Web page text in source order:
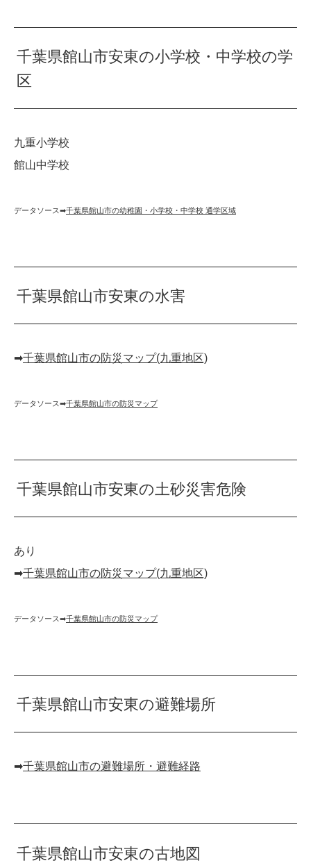
千葉県館山市安東の小学校・中学校の学
区
九重小学校
館山中学校
データソース➡︎千葉県館山市の幼稚園・小学校・中学校 通学区域
千葉県館山市安東の水害
➡︎千葉県館山市の防災マップ(九重地区)
データソース➡︎千葉県館山市の防災マップ
千葉県館山市安東の土砂災害危険
あり
➡︎千葉県館山市の防災マップ(九重地区)
データソース➡︎千葉県館山市の防災マップ
千葉県館山市安東の避難場所
➡︎千葉県館山市の避難場所・避難経路
千葉県館山市安東の古地図